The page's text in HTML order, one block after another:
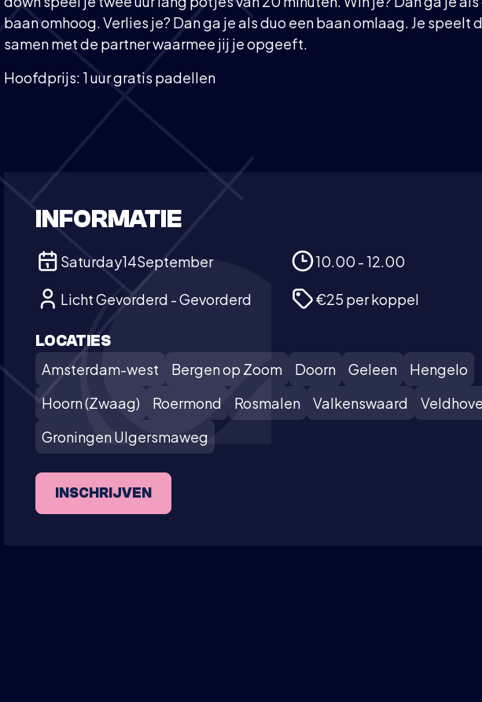
baan omhoog. Verlies je? Dan ga je als duo een baan omlaag. Je speelt
samen met de partner waarmee jij je opgeeft.
Hoofdprijs: 1 uur gratis padellen
INFORMATIE
Saturday14September 10.00 - 12.00
Licht Gevorderd - Gevorderd €25 per koppel
LOCATIES
Amsterdam-west
Bergen op Zoom Doorn Geleen
Hengelo
Hoorn (Zwaag)
Roermond Rosmalen Valkenswaard
Groningen Ulgersmaweg
INSCHRIJVEN